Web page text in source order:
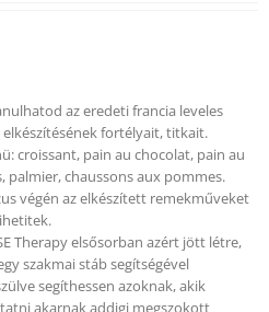
az eredeti francia leveles
elkészítésének fortélyait, titkait.
croissant, pain au chocolat, pain au
palmier, chaussons aux pommes.
végén az elkészített remekműveket
Therapy elsősorban azért jött létre,
szakmai stáb segítségével
segíthessen azoknak, akik
akarnak addigi megszokott